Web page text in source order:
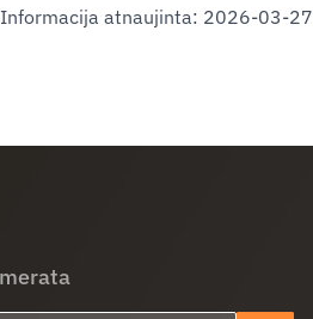
Informacija atnaujinta: 2026-03-27